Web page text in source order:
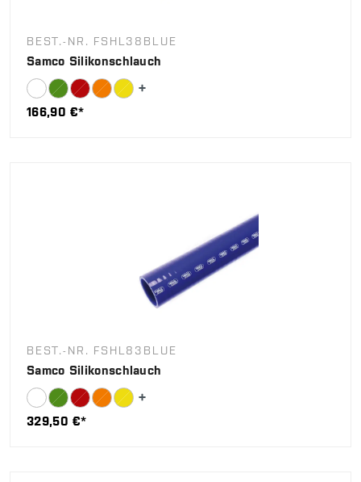
BEST.-NR. FSHL38BLUE
Samco Silikonschlauch
166,90 €*
BEST.-NR. FSHL83BLUE
Samco Silikonschlauch
329,50 €*